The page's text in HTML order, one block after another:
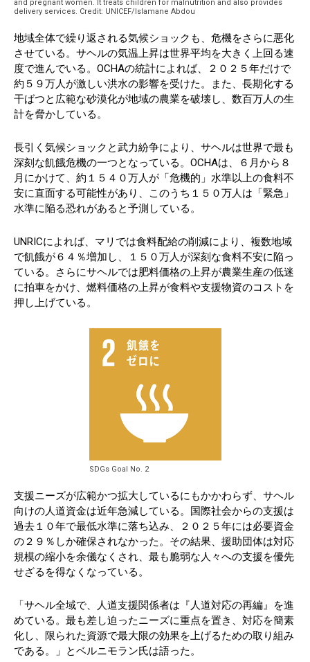
and pregnant women. It treats children for malnutrition and also provides
delivery services. Credit: UNICEF/Islamane Abdou
地域全体で繰り返される気候ショックも、危機をさらに悪化
させている。サヘルの気温上昇は世界平均を大きく上回る速
度で進んでいる。OCHAの統計によれば、２０２５年だけで
約５９万人が激しい洪水の影響を受けた。また、長期化する
干ばつと広範な砂漠化が地域の農業を破壊し、数百万人の生
計を脅かしている。
長引く気候ショックと武力紛争により、サヘルは世界で最も
深刻な飢餓危機の一つとなっている。OCHAは、６月から８
月にかけて、約１５４０万人が「危機的」水準以上の食料不
安に直面する可能性があり、このうち１５０万人は「緊急」
水準に陥る恐れがあると予測している。
UNRICによれば、マリでは食料配給の削減により、複数地域
で飢餓が６４％増加し、１５０万人が深刻な食料不安に陥っ
ている。さらにサヘルでは肥料価格の上昇が農業生産の低迷
に拍車をかけ、燃料価格の上昇が食料や支援物資のコストを
押し上げている。
SDGs Goal No. 2
支援ニーズが広範かつ拡大しているにもかかわらず、サヘル
向けの人道資金は近年急減している。国際社会からの支援は
過去１０年で最低水準に落ち込み、２０２５年には必要資金
の２９％しか確保されなかった。その結果、援助団体は対応
規模の縮小を余儀なくされ、最も脆弱な人々への支援を優先
せざるを得なくなっている。
「サヘル全域で、人道支援関係者は『人道対応の再編』を進
めている。最も差し迫ったニーズに重点を置き、対応を簡素
化し、限られた資源で最大限の効果を上げるための取り組み
である。」とベルニモラン氏は語った。